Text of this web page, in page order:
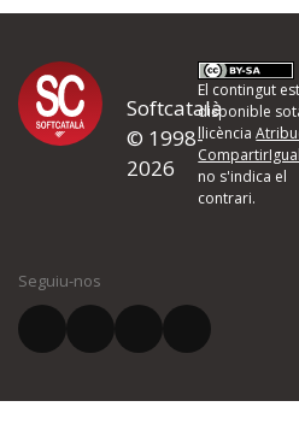
Proposeu-
d'errors
Si heu trobat un error o voleu
quina és la millora que proposeu
El vostre correu electrònic *
Softcatalà
© 1998-
2026
El contingut
disponible
llicència
no s'indica el
contrari.
Seguiu-nos